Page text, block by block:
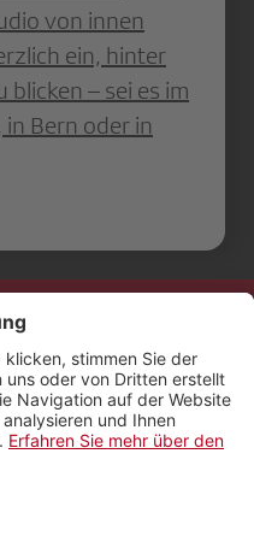
von innen
ein, hinter
blicken – sei es im
Bern oder in